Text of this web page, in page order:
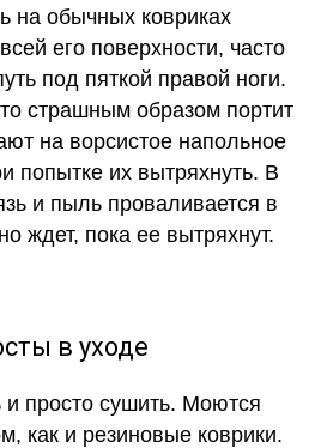
на обычных ковриках
его поверхности, часто
под пяткой правой ноги.
страшным образом портит
на ворсистое напольное
попытке их вытряхнуть. В
и пыль проваливается в
ждет, пока ее вытряхнут.
в уходе
и просто сушить. Моются
как и резиновые коврики.